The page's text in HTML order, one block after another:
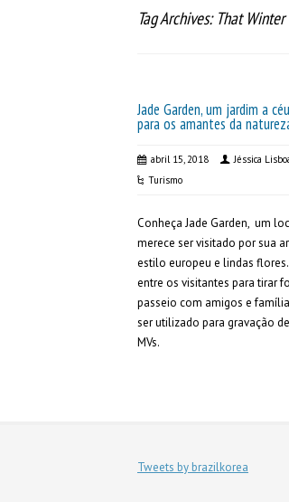
Tag Archives: That Winter
Jade Garden, um jardim a
para os amantes da
abril 15, 2018
Jéssica
Turismo
Conheça Jade Garden, um
merece ser visitado por sua
estilo europeu e lindas
entre os visitantes para tirar
passeio com amigos e
ser utilizado para gravação
MVs.
Tweets by brazilkorea